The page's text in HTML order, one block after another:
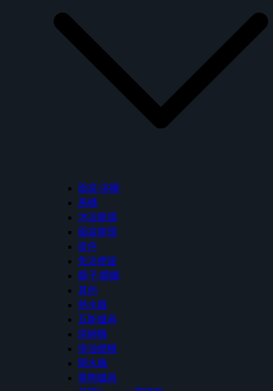
面盆/浴櫃
馬桶
沐浴龍頭
面盆龍頭
掛件
免治便座
鏡子/鏡櫃
其他
熱水器
瓦斯爐具
烘碗機
排油煙機
開水機
電陶爐具